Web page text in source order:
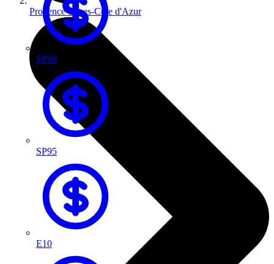
SP98
SP95
E10
Provence-Alpes-Côte d'Azur